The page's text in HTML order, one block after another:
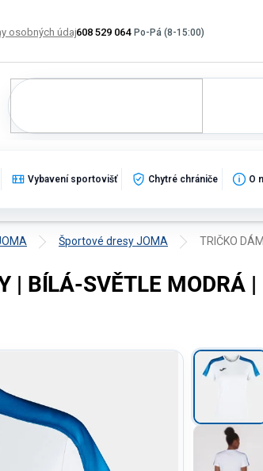
608 529 064
osobných údajov Výmena, vrátenie a reklamácia
Vybavení sportovišť Chytré chrániče O
Športové dresy JOMA TRIČKO
| BÍLÁ-SVĚTLE MODRÁ |